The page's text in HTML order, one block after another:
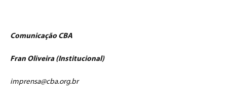
Comunicação CBA
Fran Oliveira (Institucional)
imprensa@cba.org.br